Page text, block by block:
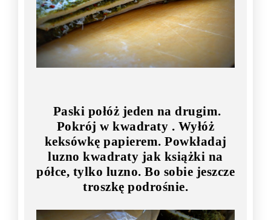
Paski połóż jeden na drugim.
Pokrój w kwadraty . Wyłóż
keksówkę papierem. Powkładaj
luzno kwadraty jak książki na
półce, tylko luzno. Bo sobie jeszcze
troszkę podrośnie.